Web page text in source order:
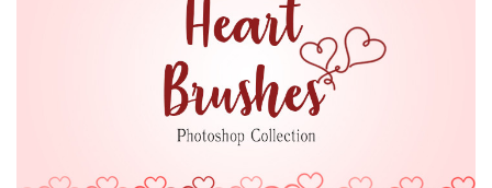
Скачать Бесплатно